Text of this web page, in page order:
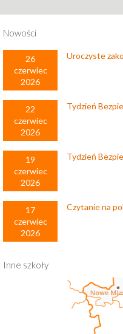
Nowości
26
czerwiec
2026
Uroczyste
22
czerwiec
2026
Tydzień
19
czerwiec
2026
Tydzień
17
czerwiec
2026
Czytanie na
Inne szkoły